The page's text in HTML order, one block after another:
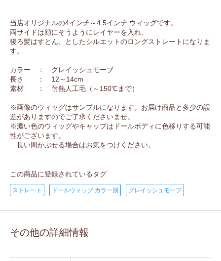
当店オリジナルの4インチ～4.5インチ ウィッグです。
両サイドは顔にそうようにレイヤーを入れ、
後ろ髪はすとん、としたシルエットのロングストレートになりま
す。
カラー ： グレイッシュモーブ
長さ ： 12～14cm
素材 ： 耐熱人工毛（～150℃まで）
※画像のウィッグはサンプルになります。お届け商品と多少の誤
差がありますのでご了承くださいませ。
※濃い色のウィッグやキャップはドールボディに色移りする可能
性がございます。
長い間かぶせる場合はお気をつけください。
この商品に登録されているタグ
ストレート ドールウィッグ カラー別 グレイッシュモーブ
その他の詳細情報